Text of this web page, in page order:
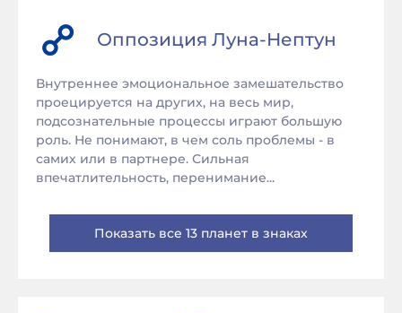
Оппозиция Луна-Нептун
Внутреннее эмоциональное замешательство
проецируется на других, на весь мир,
подсознательные процессы играют большую
роль. Не понимают, в чем соль проблемы - в
самих или в партнере. Сильная
впечатлительность, перенимание...
Показать все 13 планет в знаках